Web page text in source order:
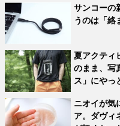
サンコーの
うのは「絡
夏アクティ
のまま、写
ス」にやっ
ニオイが気
ア。ダヴィ